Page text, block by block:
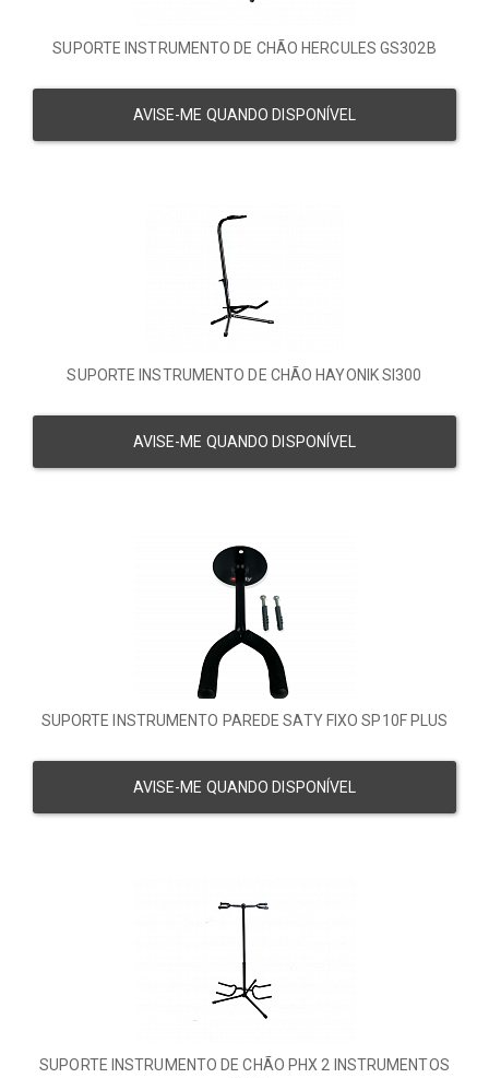
SUPORTE INSTRUMENTO DE CHÃO HERCULES GS302B
AVISE-ME QUANDO DISPONÍVEL
SUPORTE INSTRUMENTO DE CHÃO HAYONIK SI300
AVISE-ME QUANDO DISPONÍVEL
SUPORTE INSTRUMENTO PAREDE SATY FIXO SP10F PLUS
AVISE-ME QUANDO DISPONÍVEL
SUPORTE INSTRUMENTO DE CHÃO PHX 2 INSTRUMENTOS